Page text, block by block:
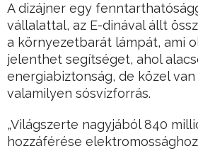
A dizájner egy
vállalattal, az E-dinával állt
a környezetbarát lámpát, ami
jelenthet segítséget, ahol
energiabiztonság, de közel
valamilyen sósvízforrás.
„Világszerte nagyjából 840
hozzáférése